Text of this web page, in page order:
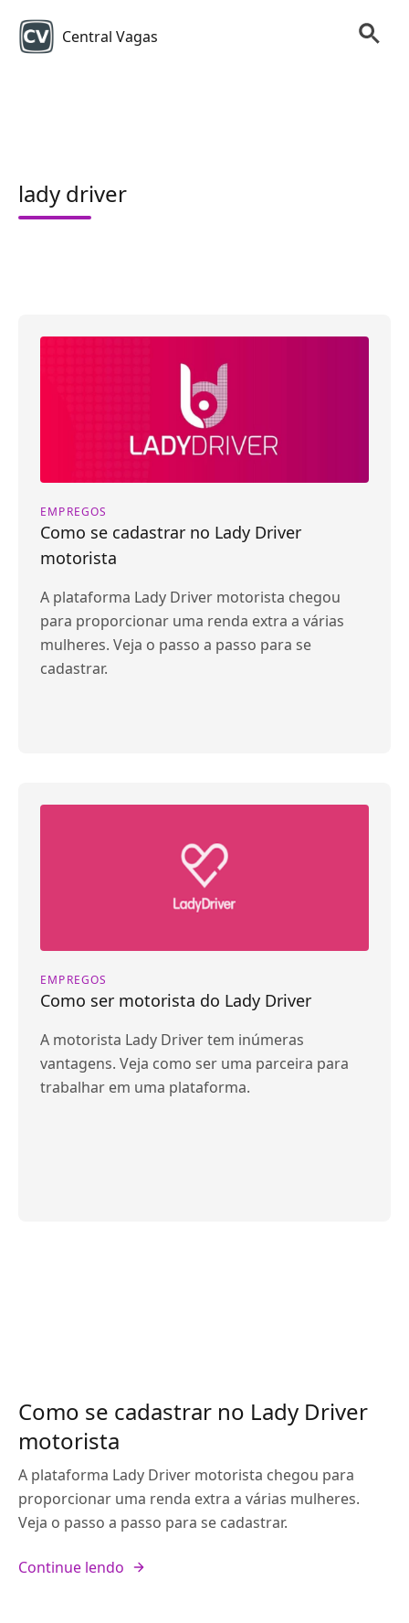
Central Vagas
lady driver
EMPREGOS
Como se cadastrar no Lady Driver
motorista
A plataforma Lady Driver motorista chegou
para proporcionar uma renda extra a várias
mulheres. Veja o passo a passo para se
cadastrar.
EMPREGOS
Como ser motorista do Lady Driver
A motorista Lady Driver tem inúmeras
vantagens. Veja como ser uma parceira para
trabalhar em uma plataforma.
Como se cadastrar no Lady Driver
motorista
A plataforma Lady Driver motorista chegou para
proporcionar uma renda extra a várias mulheres.
Veja o passo a passo para se cadastrar.
Continue lendo